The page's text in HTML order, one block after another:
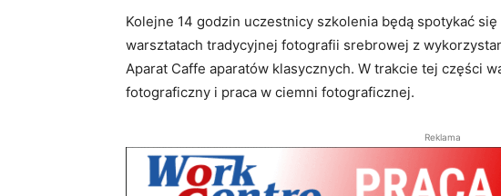
Kolejne 14 godzin uczestnicy szkolenia będą spotykać
warsztatach tradycyjnej fotografii srebrowej z
Aparat Caffe aparatów klasycznych. W trakcie tej części
fotograficzny i praca w ciemni fotograficznej.
Reklama